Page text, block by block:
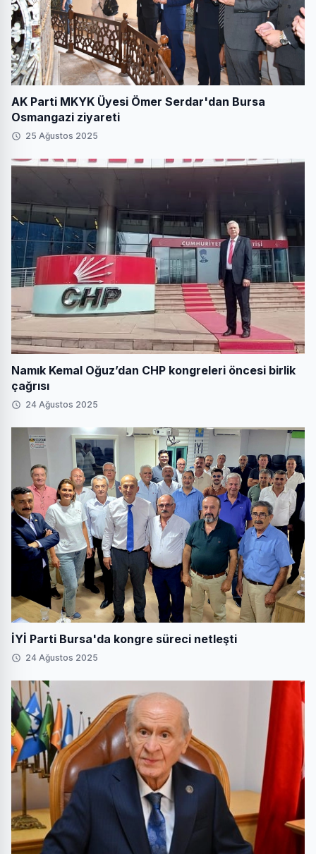
AK Parti MKYK Üyesi Ömer Serdar'dan Bursa
Osmangazi ziyareti
25 Ağustos 2025
Namık Kemal Oğuz’dan CHP kongreleri öncesi birlik
çağrısı
24 Ağustos 2025
İYİ Parti Bursa'da kongre süreci netleşti
24 Ağustos 2025